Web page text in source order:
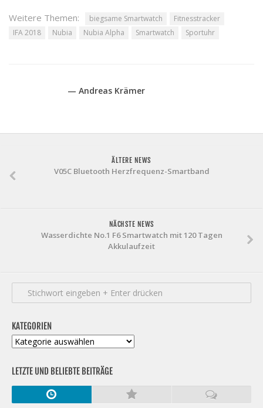
Weitere Themen: biegsame Smartwatch
Fitnesstracker
IFA 2018
Nubia Nubia Alpha Smartwatch Sportuhr
— Andreas Krämer
ÄLTERE NEWS
V05C Bluetooth Herzfrequenz-Smartband
NÄCHSTE NEWS
Wasserdichte No.1 F6 Smartwatch mit 120 Tagen
Akkulaufzeit
KATEGORIEN
Kategorien
LETZTE UND BELIEBTE BEITRÄGE